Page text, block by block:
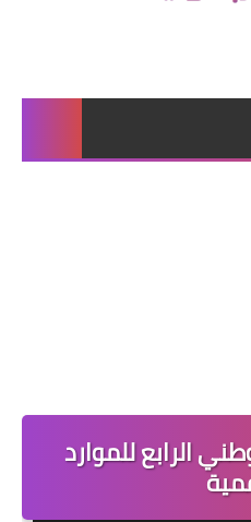
الرابع للموارد